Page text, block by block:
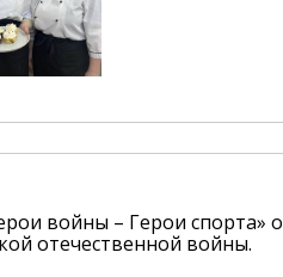
войны – Герои спорта» о
отечественной войны.